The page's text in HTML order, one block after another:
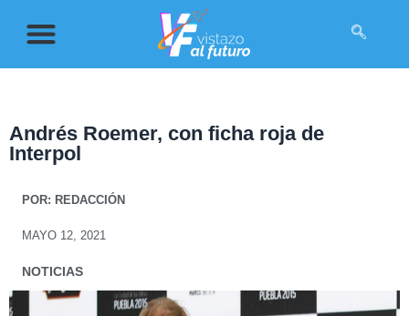
Andrés Roemer, con ficha roja de
Interpol
POR: REDACCIÓN
MAYO 12, 2021
NOTICIAS